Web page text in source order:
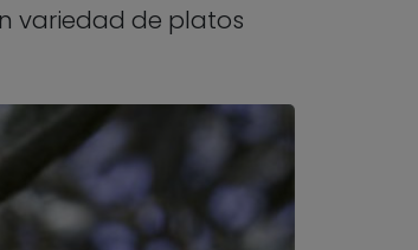
variedad de platos